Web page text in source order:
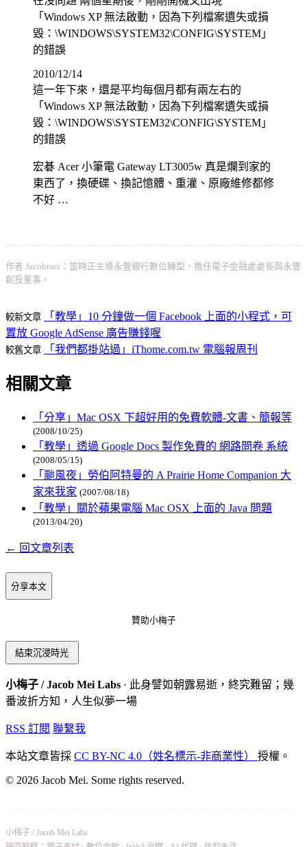
「Windows XP 無法啟動，因為下列檔案遺失或損
毀：\WINDOWS\SYSTEM32\CONFIG\SYSTEM」
的錯誤
2010/12/14
這一年下來，還是平均每個月都有兩左右的
「Windows XP 無法啟動，因為下列檔案遺失或損
毀：\WINDOWS\SYSTEM32\CONFIG\SYSTEM」
的錯誤
宏碁 Acer 小筆電 Gateway LT3005w 真是爛到家的
東西了，換硬碟、換記憶體、重灌、原廠維修都修
不好 …
作者 Jacobmei：當時正主導永豐銀行數位轉型，擔任電子金融處處長與永豐
創投董事。
較新文章
「教學」10 分鐘做一個 Facebook 上面的小程式，可
置放 Google AdSense 廣告賺錢喔
較舊文章 「我們都掛站過」iThome.com.tw 電腦報周刊
相關文章
「分享」Mac OSX 下超好用的免費軟體-文書、簡報等
(2008/10/25)
「教學」透過 Google Docs 製作免費的 網路問卷 系統
(2008/05/15)
「颱風夜」勞伯阿特曼的 A Prairie Home Companion 大
家來我家 (2007/08/18)
「教學」關於蘋果電腦 Mac OSX 上面的 Java 問題
(2013/04/20)
← 回文章列表
分享本文
贊助小梅子
結束沉浸時光
小梅子 / Jacob Mei Labs · 此身譬如朝露易逝，終究難留；幾
番波折方知，人生似夢一場
RSS 訂閱 聯繫我
本站文章皆採 CC BY-NC 4.0（姓名標示-非商業性） 授權。
© 2026 Jacob Mei. Some rights reserved.
小梅子 / Jacob Mei Labs